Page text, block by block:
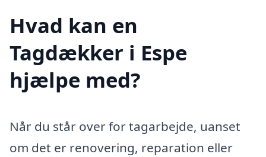
Hvad kan en
Tagdækker i Espe
hjælpe med?
Når du står over for tagarbejde, uanset
om det er renovering, reparation eller